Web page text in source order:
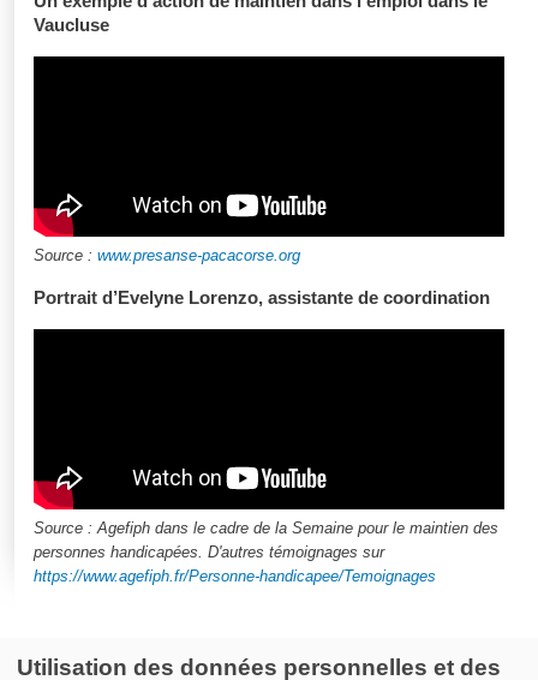
Vaucluse
Source : www.presanse-pacacorse.org
Portrait d’Evelyne Lorenzo, assistante de coordination
Source : Agefiph dans le cadre de la Semaine pour le maintien des
personnes handicapées. D'autres témoignages sur
https://www.agefiph.fr/Personne-handicapee/Temoignages
Utilisation des données personnelles et des